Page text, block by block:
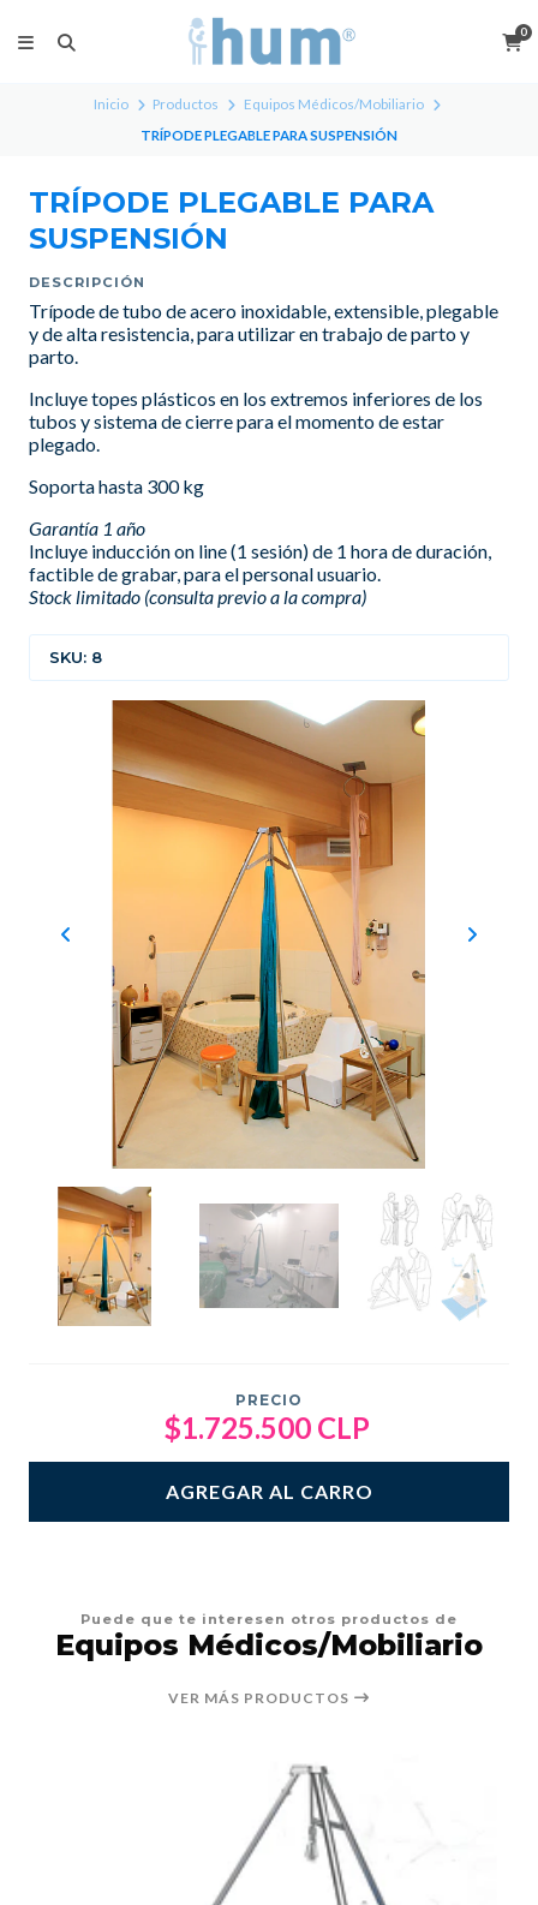
0
Inicio Productos
Equipos Médicos/Mobiliario
TRÍPODE PLEGABLE PARA SUSPENSIÓN
TRÍPODE PLEGABLE PARA
SUSPENSIÓN
DESCRIPCIÓN
Trípode de tubo de acero inoxidable, extensible, plegable
y de alta resistencia, para utilizar en trabajo de parto y
parto.
Incluye topes plásticos en los extremos inferiores de los
tubos y sistema de cierre para el momento de estar
plegado.
Soporta hasta 300 kg
Garantía 1 año
Incluye inducción on line (1 sesión) de 1 hora de duración,
factible de grabar, para el personal usuario.
Stock limitado (consulta previo a la compra)
SKU: 8
PRECIO
$1.725.500 CLP
AGREGAR AL CARRO
Puede que te interesen otros productos de
Equipos Médicos/Mobiliario
VER MÁS PRODUCTOS